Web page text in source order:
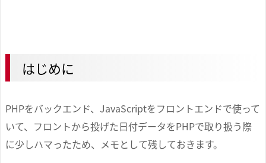
はじめに
PHPをバックエンド、JavaScriptをフロントエンドで使って
いて、フロントから投げた日付データをPHPで取り扱う際
に少しハマったため、メモとして残しておきます。